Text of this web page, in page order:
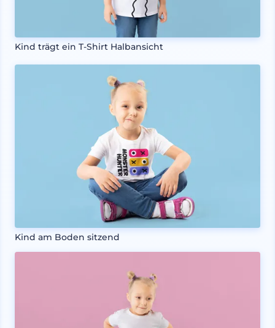
Kind trägt ein T-Shirt Halbansicht
Kind am Boden sitzend